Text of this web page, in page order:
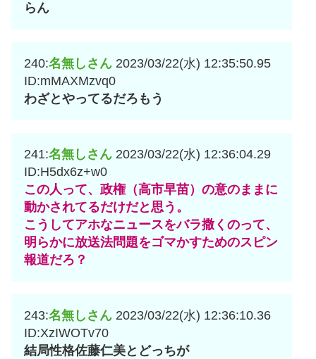
らん
240:名無しさん 2023/03/22(水) 12:35:50.95
ID:mMAXMzvq0
わざとやってるだろもう
241:名無しさん 2023/03/22(水) 12:36:04.29
ID:H5dx6z+w0
この人って、政権（高市早苗）の意のままに
動かされてるだけだと思う。
こうしてアホなニュースをバラ撒くのって、
明らかに放送法問題をゴマかすためのスピン
報道だろ？
243:名無しさん 2023/03/22(水) 12:36:10.36
ID:XzIWOTv70
結局性格佐藤仁美とどっちが